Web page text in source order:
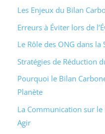
Les Enjeux du Bilan
Erreurs à Éviter lors de
Le Rôle des ONG dans
Stratégies de Réduction
Pourquoi le Bilan
Planète
La Communication sur
Agir